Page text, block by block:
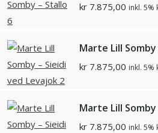
kr 7.875,00 inkl. 5%
Marte Lill
kr 7.875,00 inkl. 5%
Marte Lill Somby
kr 7.875,00 inkl. 5%